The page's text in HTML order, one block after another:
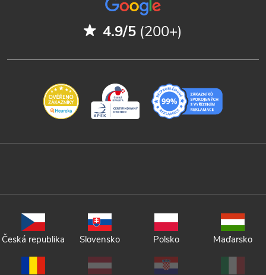
4.9/5 (200+)
Česká republika Slovensko Polsko Maďarsko